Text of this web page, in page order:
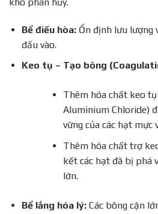
Bể điều hòa:Ổn định lưu lượng
đầu vào.
Keo tụ – Tạo bông
Thêm hóa chất keo
Aluminium Chloride)
vững của các hạt mực
Thêm hóa chất trợ
kết các hạt đã bị phá
lớn.
Bể lắng hóa lý:Các bông cặn